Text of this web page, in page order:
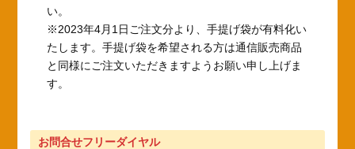
い。
※2023年4月1日ご注文分より、手提げ袋が有料化い
たします。手提げ袋を希望される方は通信販売商品
と同様にご注文いただきますようお願い申し上げま
す。
お問合せフリーダイヤル